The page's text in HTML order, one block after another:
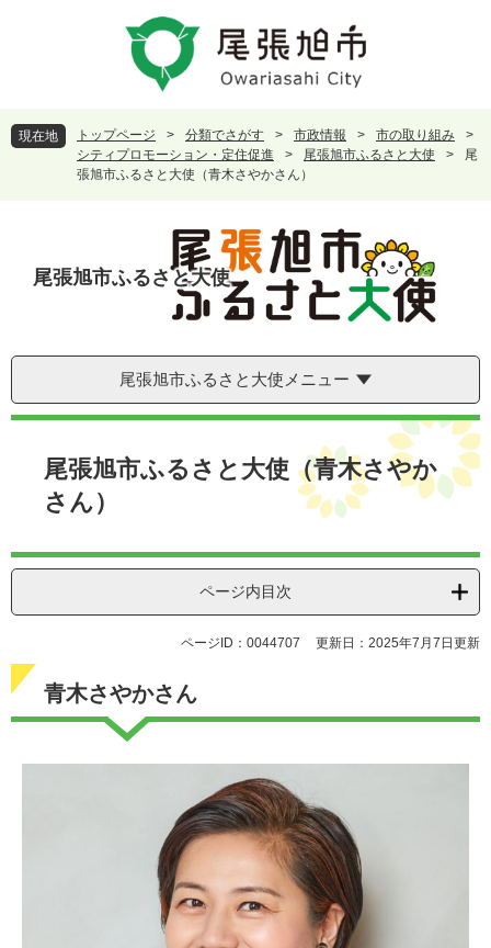
頭
で
飛
ば
現在地 トップページ > 分類でさがす > 市政情報 > 市の取り組み
>
シティプロモーション・定住促進
> 尾張旭市ふるさと大使 >
尾
張旭市ふるさと大使（青木さやかさん）
尾張旭市ふるさと大使
尾張旭市ふるさと大使メニュー
本
尾張旭市ふるさと大使（青木さやか
さん）
ページ内目次
ページID：0044707 更新日：2025年7月7日更新
青木さやかさん